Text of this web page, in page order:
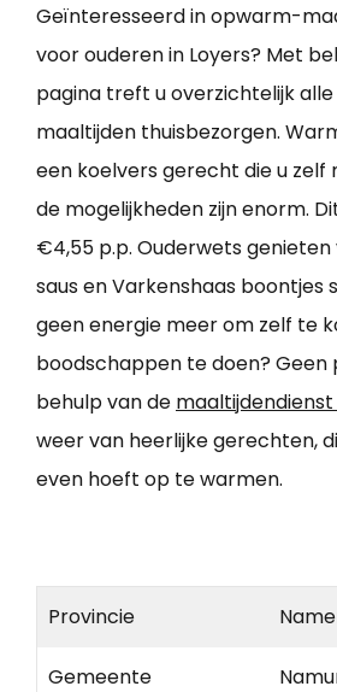
Geïnteresseerd in opwarm-
voor ouderen in Loyers? Met
pagina treft u overzichtelijk
maaltijden thuisbezorgen.
een koelvers gerecht die u zelf
de mogelijkheden zijn enorm.
€4,55 p.p. Ouderwets
saus en Varkenshaas boontjes
geen energie meer om zelf te
boodschappen te doen?
behulp van de maaltijdendienst
weer van heerlijke gerechten,
even hoeft op te warmen.
Provincie
Gemeente